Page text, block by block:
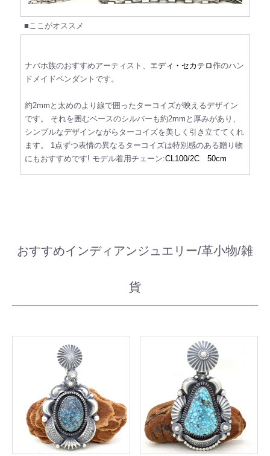
■ここがオススメ
ナバホ族のおすすめアーティスト、 エディ・セカテロ作のハン
ドメイドペンダントです。
約2mmと太めのより線で囲ったターコイズが映えるデザイン
です。
それを囲むベースのシルバーも約2mmと厚みがあり、
シンプルなデザインながらターコイズを美しく引き立ててくれ
ます。
1点ずつ表情の異なるターコイズは特別感のある贈り物
にもおすすめです! モデル着用チェーン:CL100/2C 50cm
おすすめインディアンジュエリー/革小物/雑
貨